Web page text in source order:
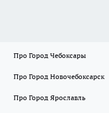
Про Город Чебоксары
Про Город Новочебоксарск
Про Город Ярославль